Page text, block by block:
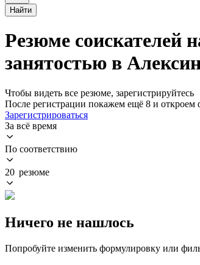
Найти
Резюме соискателей
занятостью в
Чтобы видеть все резюме, зарегистрируйтесь
После регистрации покажем ещё 8 и откроем
Зарегистрироваться
За всё время
По соответствию
20 резюме
Ничего не нашлось
Попробуйте изменить формулировку или